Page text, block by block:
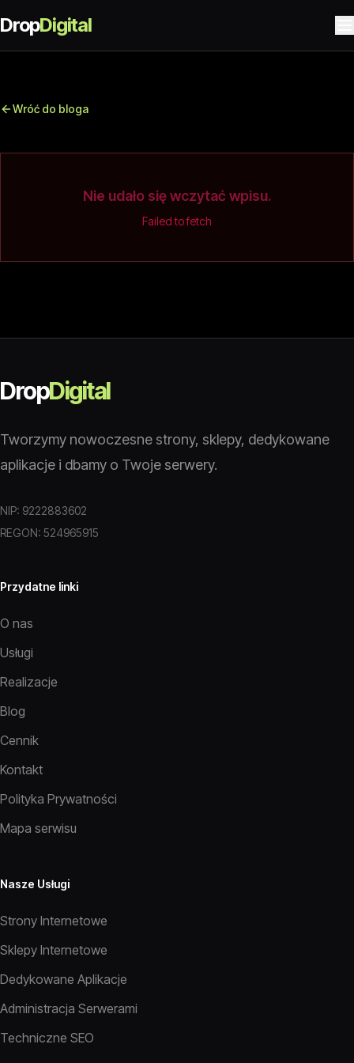
DropDigital
Wróć do bloga
Nie udało się wczytać wpisu.
Failed to fetch
DropDigital
Tworzymy nowoczesne strony, sklepy, dedykowane
aplikacje i dbamy o Twoje serwery.
NIP: 9222883602
REGON: 524965915
Przydatne linki
O nas
Usługi
Realizacje
Blog
Cennik
Kontakt
Polityka Prywatności
Mapa serwisu
Nasze Usługi
Strony Internetowe
Sklepy Internetowe
Dedykowane Aplikacje
Administracja Serwerami
Techniczne SEO